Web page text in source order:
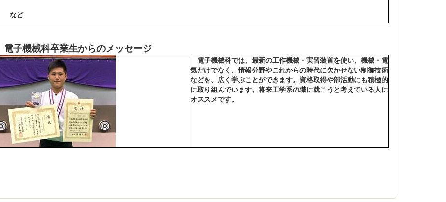
など
電子機械科卒業生からのメッセージ
電子機械科では、最新の工作機械・実習装置を使い、機械・電
気だけでなく、情報分野やこれからの時代に欠かせない制御技術
などを、広く学ぶことができます。資格取得や部活動にも積極的
に取り組んでいます。将来工学系の職に就こうと考えている人に
オススメです。